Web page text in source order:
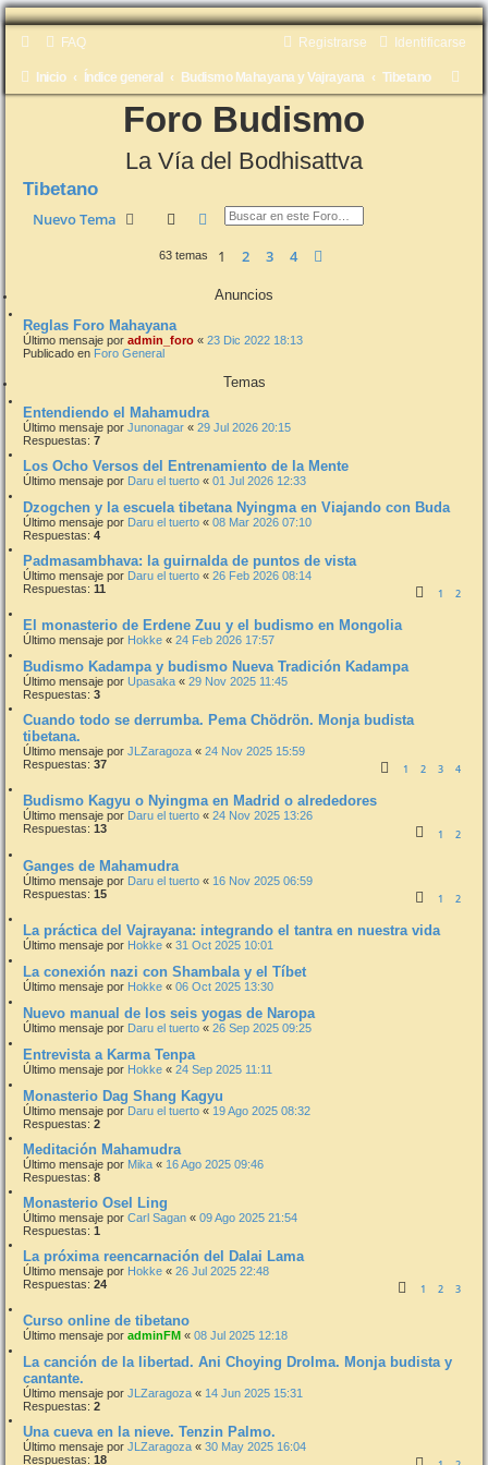
FAQ Identificarse
Registrarse
Inicio Índice general Budismo Mahayana y Vajrayana Tibetano
Foro Budismo
La Vía del Bodhisattva
Tibetano
Nuevo Tema
Buscar Búsqueda avanzada
63 temas 1 2 3 4
Anuncios
Reglas Foro Mahayana
Último mensaje por admin_foro « 23 Dic 2022 18:13
Publicado en Foro General
Temas
Entendiendo el Mahamudra
Último mensaje por Junonagar « 29 Jul 2026 20:15
Respuestas: 7
Los Ocho Versos del Entrenamiento de la Mente
Último mensaje por Daru el tuerto « 01 Jul 2026 12:33
Dzogchen y la escuela tibetana Nyingma en Viajando con Buda
Último mensaje por Daru el tuerto « 08 Mar 2026 07:10
Respuestas: 4
Padmasambhava: la guirnalda de puntos de vista
Último mensaje por Daru el tuerto « 26 Feb 2026 08:14
Respuestas: 11 1 2
El monasterio de Erdene Zuu y el budismo en Mongolia
Último mensaje por Hokke « 24 Feb 2026 17:57
Budismo Kadampa y budismo Nueva Tradición Kadampa
Último mensaje por Upasaka « 29 Nov 2025 11:45
Respuestas: 3
Cuando todo se derrumba. Pema Chödrön. Monja budista
tibetana.
Último mensaje por JLZaragoza « 24 Nov 2025 15:59
Respuestas: 37 1 2 3 4
Budismo Kagyu o Nyingma en Madrid o alrededores
Último mensaje por Daru el tuerto « 24 Nov 2025 13:26
Respuestas: 13 1 2
Ganges de Mahamudra
Último mensaje por Daru el tuerto « 16 Nov 2025 06:59
Respuestas: 15 1 2
La práctica del Vajrayana: integrando el tantra en nuestra vida
Último mensaje por Hokke « 31 Oct 2025 10:01
La conexión nazi con Shambala y el Tíbet
Último mensaje por Hokke « 06 Oct 2025 13:30
Nuevo manual de los seis yogas de Naropa
Último mensaje por Daru el tuerto « 26 Sep 2025 09:25
Entrevista a Karma Tenpa
Último mensaje por Hokke « 24 Sep 2025 11:11
Monasterio Dag Shang Kagyu
Último mensaje por Daru el tuerto « 19 Ago 2025 08:32
Respuestas: 2
Meditación Mahamudra
Último mensaje por Mika « 16 Ago 2025 09:46
Respuestas: 8
Monasterio Osel Ling
Último mensaje por Carl Sagan « 09 Ago 2025 21:54
Respuestas: 1
La próxima reencarnación del Dalai Lama
Último mensaje por Hokke « 26 Jul 2025 22:48
Respuestas: 24 1 2 3
Curso online de tibetano
Último mensaje por adminFM « 08 Jul 2025 12:18
La canción de la libertad. Ani Choying Drolma. Monja budista y
cantante.
Último mensaje por JLZaragoza « 14 Jun 2025 15:31
Respuestas: 2
Una cueva en la nieve. Tenzin Palmo.
Último mensaje por JLZaragoza « 30 May 2025 16:04
Respuestas: 18